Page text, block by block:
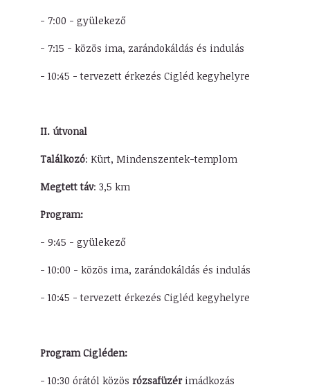
- 7:00 - gyülekező
- 7:15 - közös ima, zarándokáldás és indulás
- 10:45 - tervezett érkezés Cigléd kegyhelyre
II. útvonal
Találkozó: Kürt, Mindenszentek-templom
Megtett táv: 3,5 km
Program:
- 9:45 - gyülekező
- 10:00 - közös ima, zarándokáldás és indulás
- 10:45 - tervezett érkezés Cigléd kegyhelyre
Program Cigléden:
- 10:30 órától közös rózsafüzérimádkozás